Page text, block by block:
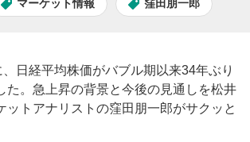
マーケット情報 窪田朋一郎
日経平均株価がバブル期以来34年ぶり
た。急上昇の背景と今後の見通しを松井
ットアナリストの窪田朋一郎がサクッと